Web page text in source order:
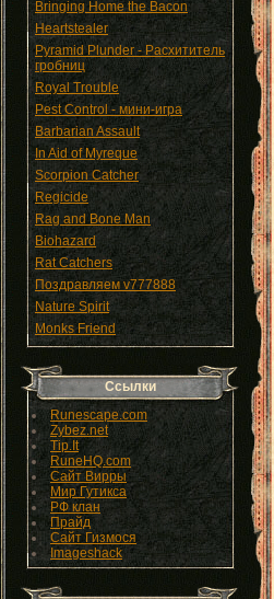
Bringing Home the Bacon
Heartstealer
Pyramid Plunder - Расхититель
гробниц
Royal Trouble
Pest Control - мини-игра
Barbarian Assault
In Aid of Myreque
Scorpion Catcher
Regicide
Rag and Bone Man
Biohazard
Rat Catchers
Поздравляем v777888
Nature Spirit
Monks Friend
Ссылки
Runescape.com
Zybez.net
Tip.It
RuneHQ.com
Сайт Вирры
Мир Гутикса
РФ клан
Прайд
Сайт Гизмося
Imageshack